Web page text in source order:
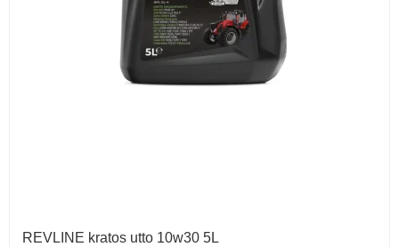
REVLINE kratos utto 10w30 5L